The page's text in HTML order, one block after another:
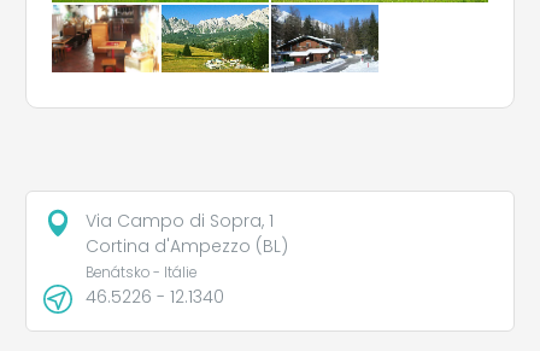
Via Campo di Sopra, 1
Cortina d'Ampezzo (BL)
Benátsko - Itálie
46.5226 - 12.1340